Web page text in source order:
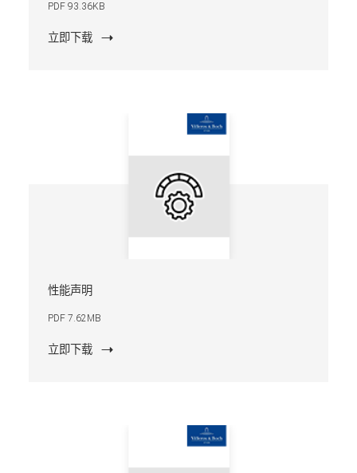
PDF 93.36KB
立即下载
性能声明
PDF 7.62MB
立即下载